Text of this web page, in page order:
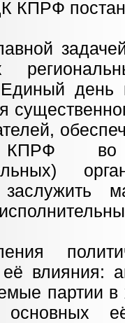
КПРФ
день
во
заслужить
влияния:
партии
основных